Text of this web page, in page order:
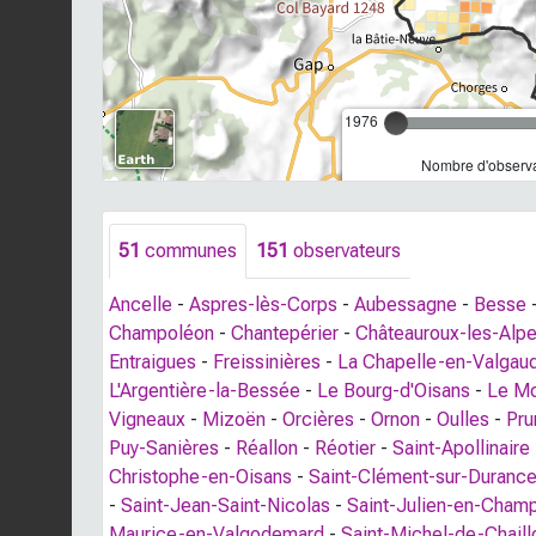
1976
Nombre
51 communes 151 observateurs
Ancelle - Aspres-lès-Corps - Aubessagne - Besse
Champoléon - Chantepérier - Châteauroux-les-
Entraigues - Freissinières - La Chapelle-en-
L'Argentière-la-Bessée - Le Bourg-d'Oisans - Le
Vigneaux - Mizoën - Orcières - Ornon - Oulles -
Puy-Sanières - Réallon - Réotier - Saint-Apollinaire
Christophe-en-Oisans - Saint-Clément-sur-Durance
- Saint-Jean-Saint-Nicolas - Saint-Julien-en-